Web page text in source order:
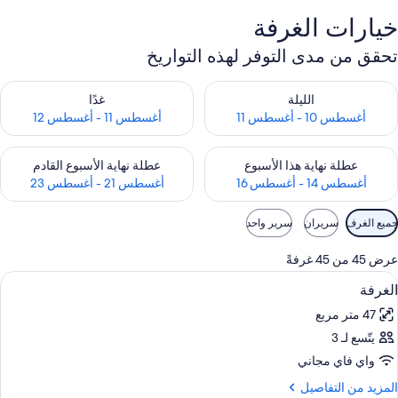
خيارات الغرفة
تحقق من مدى التوفر لهذه التواريخ
الليلة
أغسطس 10 - أغسطس 11
تحقق من مدى التوفر لليلة للفترة أغسطس 10 - أغسطس 11
غدًا
أغسطس 11 - أغسطس 12
تحقق من مدى التوفر لغد للفترة أغسطس
عطلة نهاية هذا الأسبوع
أغسطس 14 - أغسطس 16
تحقق من مدى التوفر لعطلة نهاية هذا الأسبوع للفترة أغسطس 14 - أغسطس 16
عطلة نهاية الأسبوع القادم
أغسطس 21 - أغسطس 23
تحقق من مدى التوفر لعطلة نهاية
عوامل
التصفية
المتاحة
للغرف
جميع الغرف سريران سرير واحد
عرض 45 من 45 غرفةً
استعراض
جميع
صور
الغرفة
ميني بار وخزنة داخل الغرفة وستائر
1
الغرفة
47 متر مربع
يتّسع لـ 3
واي فاي مجاني
المزيد من التفاصيل
المزيد